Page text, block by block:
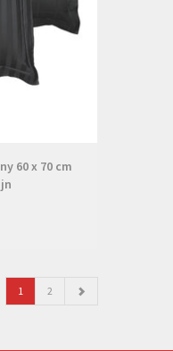
60 x 70 cm
1 2